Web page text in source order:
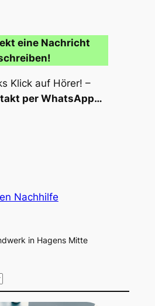
eine Nachricht
Klick auf Hörer! –
per WhatsApp…
Nachhilfe
in Hagens Mitte